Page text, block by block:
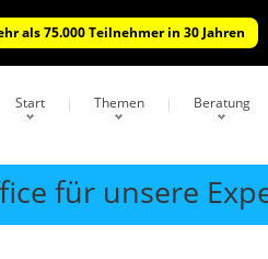
als 75.000 Teilnehmer in 30 Jahren
Start Themen Beratung
für unsere